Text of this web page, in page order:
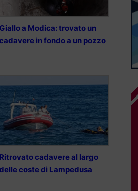
Giallo a Modica: trovato un
in fondo a un pozzo
Ritrovato cadavere al largo
coste di Lampedusa